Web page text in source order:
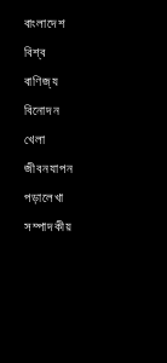
বাংলাদেশ
বিশ্ব
বাণিজ্য
বিনোদন
খেলা
জীবনযাপন
পড়ালেখা
সম্পাদকীয়